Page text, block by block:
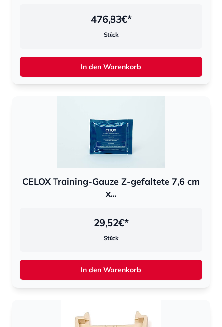
476,83€*
Stück
In den Warenkorb
CELOX Training-Gauze Z-gefaltete 7,6 cm
x...
29,52€*
Stück
In den Warenkorb